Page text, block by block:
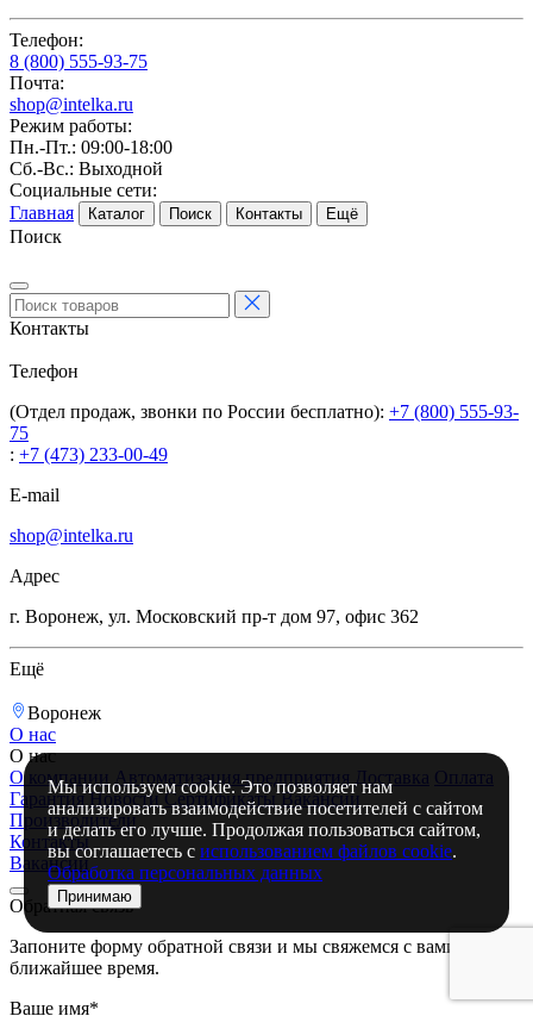
Телефон:
8 (800) 555-93-75
Почта:
shop@intelka.ru
Режим работы:
Пн.-Пт.: 09:00-18:00
Сб.-Вс.: Выходной
Социальные сети:
Главная
Каталог Поиск Контакты Ещё
Поиск
Контакты
Телефон
(Отдел продаж, звонки по России бесплатно): +7 (800) 555-93-
75
: +7 (473) 233-00-49
E-mail
shop@intelka.ru
Адрес
г. Воронеж, ул. Московский пр-т дом 97, офис 362
Ещё
Воронеж
О нас
О нас
О компании
Автоматизация предприятия Доставка Оплата
Гарантия Новости Сертификаты Вакансии
Производители
Контакты
Вакансии
Обратная связь
Запоните форму обратной связи и мы свяжемся с вами в
ближайшее время.
Ваше имя*
Мы используем cookie. Это позволяет нам
анализировать взаимодействие посетителей с сайтом
и делать его лучше. Продолжая пользоваться сайтом,
вы соглашаетесь с использованием файлов cookie.
Обработка персональных данных
Принимаю